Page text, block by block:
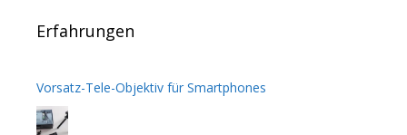
Erfahrungen
Vorsatz-Tele-Objektiv für Smartphones